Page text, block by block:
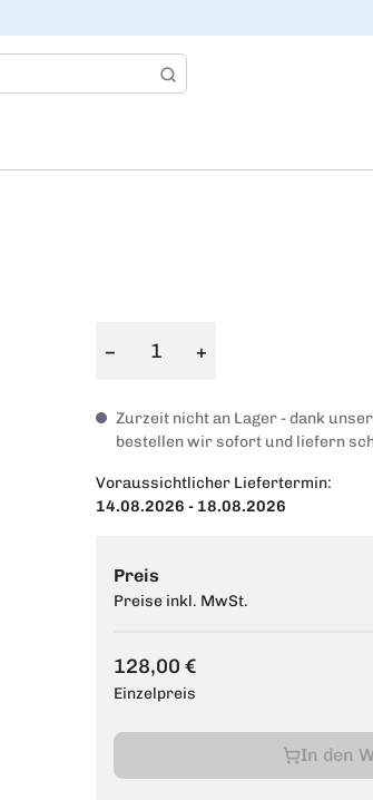
− +
Zurzeit nicht an Lager - dank
bestellen wir sofort und liefern
Voraussichtlicher Liefertermin:
14.08.2026 - 18.08.2026
Preis
Preise inkl. MwSt.
128,00 €
Einzelpreis
In den